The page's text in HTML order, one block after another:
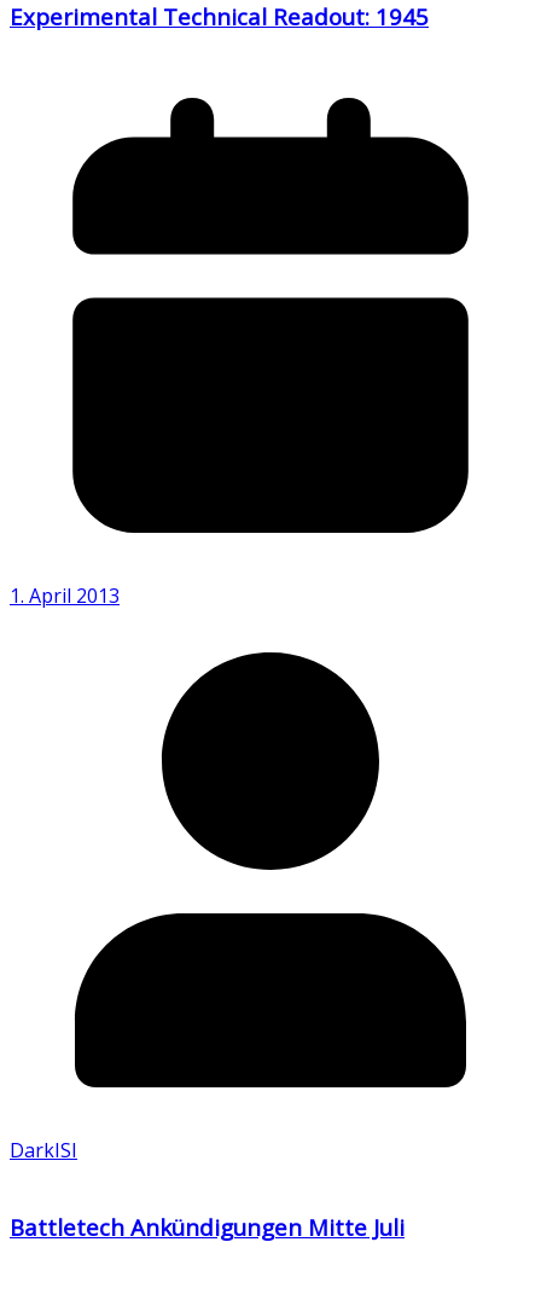
Experimental Technical Readout: 1945
1. April 2013
DarkISI
Battletech Ankündigungen Mitte Juli